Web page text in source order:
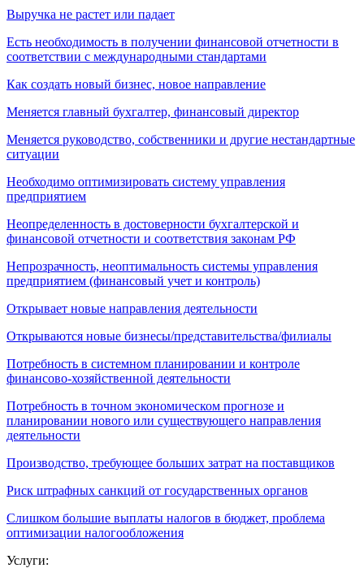
Выручка не растет или падает
Есть необходимость в получении финансовой отчетности в
соответствии с международными стандартами
Как создать новый бизнес, новое направление
Меняется главный бухгалтер, финансовый директор
Меняется руководство, собственники и другие нестандартные
ситуации
Необходимо оптимизировать систему управления
предприятием
Неопределенность в достоверности бухгалтерской и
финансовой отчетности и соответствия законам РФ
Непрозрачность, неоптимальность системы управления
предприятием (финансовый учет и контроль)
Открывает новые направления деятельности
Открываются новые бизнесы/представительства/филиалы
Потребность в системном планировании и контроле
финансово-хозяйственной деятельности
Потребность в точном экономическом прогнозе и
планировании нового или существующего направления
деятельности
Производство, требующее больших затрат на поставщиков
Риск штрафных санкций от государственных органов
Слишком большие выплаты налогов в бюджет, проблема
оптимизации налогообложения
Услуги: